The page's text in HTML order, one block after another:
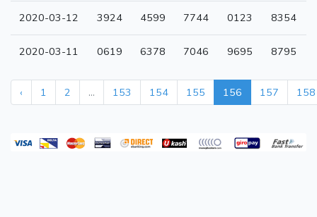
2020-03-12 3924 4599 7744 0123 8354
2020-03-11 0619 6378 7046 9695 8795
‹ 1 2 ... 153 154 155 156 157 158